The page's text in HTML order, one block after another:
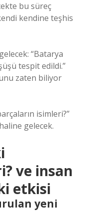
bu süreç
kendine teşhis
“Batarya
tespit edildi.”
zaten biliyor
isimleri?”
gelecek.
ve insan
etkisi
yeni